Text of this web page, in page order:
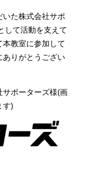
た株式会社サポ
して活動を支えて
本教室に参加して
ありがとうござい
ポーターズ様(画
す)